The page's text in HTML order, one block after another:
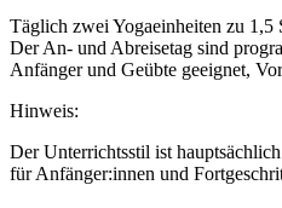
Täglich zwei Yogaeinheiten zu 1,5
Der An- und Abreisetag sind
Anfänger und Geübte geeignet,
Hinweis:
Der Unterrichtsstil ist
für Anfänger:innen und